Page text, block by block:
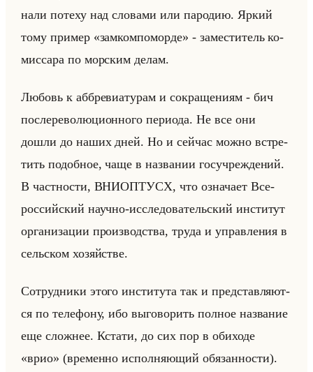
на­ли по­те­ху над сло­ва­ми или па­ро­дию. Яркий
тому при­мер «замкомпоморде» - за­ме­сти­тель ко­
мис­са­ра по мор­ским делам.
Лю­бовь к аб­бре­ви­ату­рам и со­кра­ще­ни­ям - бич
по­сле­ре­во­лю­ци­он­но­го пе­ри­ода. Не все они
дошли до наших дней. Но и сейчас можно встре­
тить по­доб­ное, чаще в на­зва­нии гос­учре­жде­ний.
В част­но­сти, ВНИ­ОП­ТУСХ, что озна­ча­ет Все­
рос­сийский на­уч­но-ис­сле­до­ва­тельский ин­сти­тут
ор­га­ни­за­ции про­из­вод­ства, труда и управ­ле­ния в
сельском хо­зяйстве.
Со­труд­ни­ки этого ин­сти­ту­та так и пред­став­ля­ют­
ся по те­ле­фо­ну, ибо вы­го­во­рить пол­ное на­зва­ние
еще слож­нее. Кста­ти, до сих пор в оби­хо­де
«врио» (вре­мен­но ис­пол­ня­ющий обя­зан­но­сти).